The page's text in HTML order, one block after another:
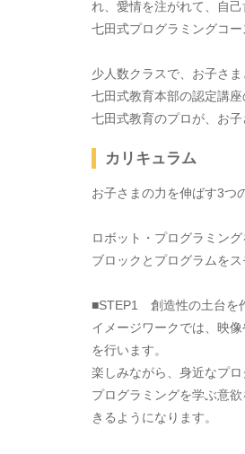
れ、愛情を注がれて、自
七田式プログラミングコ
少人数クラスで、お子さ
七田式教育本部の認定講
七田式教育のプロが、お子
カリキュラム
お子さまの力を伸ばす3つ
ロボット・プログラミン
ブロックとプログラムを
■STEP1 創造性の土台を
イメージワークでは、映
を行います。
楽しみながら、身近なプ
プログラミングを学ぶ意
きるようになります。